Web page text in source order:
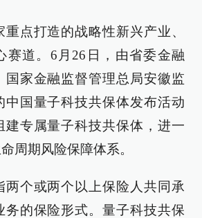
点打造的战略性新兴产业、
赛道。6月26日，由省委金融
国家金融监督管理总局安徽监
中国量子科技共保体发布活动
建专属量子科技共保体，进一
周期风险保障体系。
两个或两个以上保险人共同承
务的保险形式。量子科技共保